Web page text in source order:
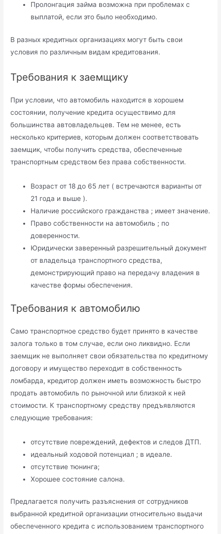
Пролонгация займа возможна при проблемах с
выплатой, если это было необходимо.
В разных кредитных организациях могут быть свои
условия по различным видам кредитования.
Требования к заемщику
При условии, что автомобиль находится в хорошем
состоянии, получение кредита осуществимо для
большинства автовладельцев. Тем не менее, есть
несколько критериев, которым должен соответствовать
заемщик, чтобы получить средства, обеспеченные
транспортным средством без права собственности.
Возраст от 18 до 65 лет ( встречаются варианты от
21 года и выше ).
Наличие российского гражданства ; имеет значение.
Право собственности на автомобиль ; по
доверенности.
Юридически заверенный разрешительный документ
от владельца транспортного средства,
демонстрирующий право на передачу владения в
качестве формы обеспечения.
Требования к автомобилю
Само транспортное средство будет принято в качестве
залога только в том случае, если оно ликвидно. Если
заемщик не выполняет свои обязательства по кредитному
договору и имущество переходит в собственность
ломбарда, кредитор должен иметь возможность быстро
продать автомобиль по рыночной или близкой к ней
стоимости. К транспортному средству предъявляются
следующие требования:
отсутствие повреждений, дефектов и следов ДТП.
идеальный ходовой потенциал ; в идеале.
отсутствие тюнинга;
Хорошее состояние салона.
Предлагается получить разъяснения от сотрудников
выбранной кредитной организации относительно выдачи
обеспеченного кредита с использованием транспортного